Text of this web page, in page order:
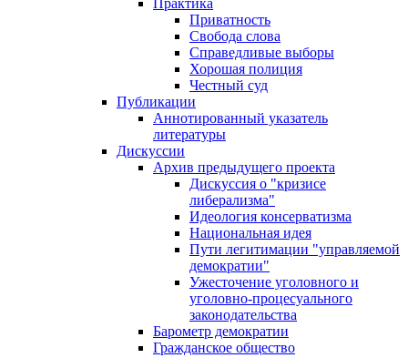
Практика
Приватность
Свобода слова
Справедливые выборы
Хорошая полиция
Честный суд
Публикации
Аннотированный указатель
литературы
Дискуссии
Архив предыдущего проекта
Дискуссия о "кризисе
либерализма"
Идеология консерватизма
Национальная идея
Пути легитимации "управляемой
демократии"
Ужесточение уголовного и
уголовно-процесуального
законодательства
Барометр демократии
Гражданское общество